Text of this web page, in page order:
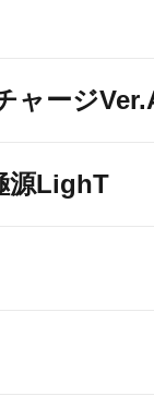
ャージ
源LighT